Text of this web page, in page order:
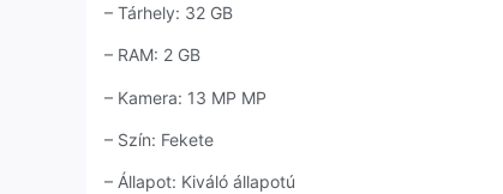
– Tárhely: 32 GB
– RAM: 2 GB
– Kamera: 13 MP MP
– Szín: Fekete
– Állapot: Kiváló állapotú